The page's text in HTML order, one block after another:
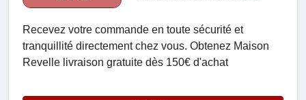
Recevez votre commande en toute sécurité et
tranquillité directement chez vous. Obtenez Maison
Revelle livraison gratuite dès 150€ d'achat